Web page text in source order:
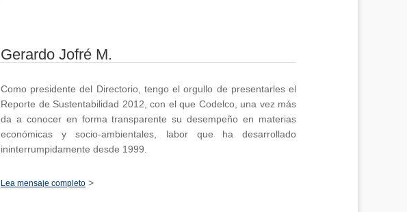
Gerardo Jofré M.
Como presidente del Directorio, tengo el orgullo de presentarles el
Reporte de Sustentabilidad 2012, con el que Codelco, una vez más
da a conocer en forma transparente su desempeño en materias
económicas y socio-ambientales, labor que ha desarrollado
ininterrumpidamente desde 1999.
Lea mensaje completo >